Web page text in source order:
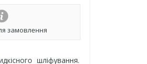
замовлення
шліфування.